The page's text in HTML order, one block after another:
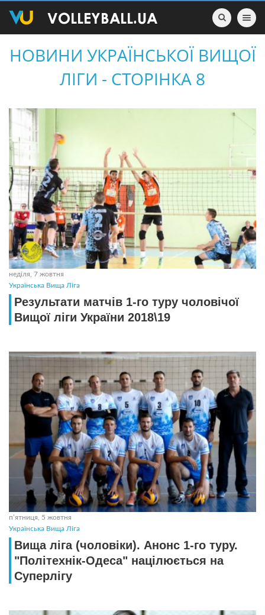
Toggle
НОВИНИ УКРАЇНСЬКОЇ ВИЩОЇ
ЛІГИ - СТОРІНКА 8
неділя, 7 жовтня
Українська Вища Ліга
Результати матчів 1-го туру чоловічої
Вищої лiги України 2018\19
пʼятниця, 5 жовтня
Українська Вища Ліга
Вища ліга (чоловіки). Анонс 1-го туру.
"Політехнік-Одеса" націлюється на
Суперлігу